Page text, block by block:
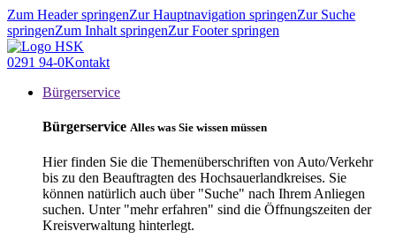
Zum Header springenZur Hauptnavigation springenZur Suche
springenZum Inhalt springenZur Footer springen
0291 94-0Kontakt
Bürgerservice
Bürgerservice Alles was Sie wissen müssen
Hier finden Sie die Themenüberschriften von Auto/Verkehr
bis zu den Beauftragten des Hochsauerlandkreises. Sie
können natürlich auch über "Suche" nach Ihrem Anliegen
suchen. Unter "mehr erfahren" sind die Öffnungszeiten der
Kreisverwaltung hinterlegt.